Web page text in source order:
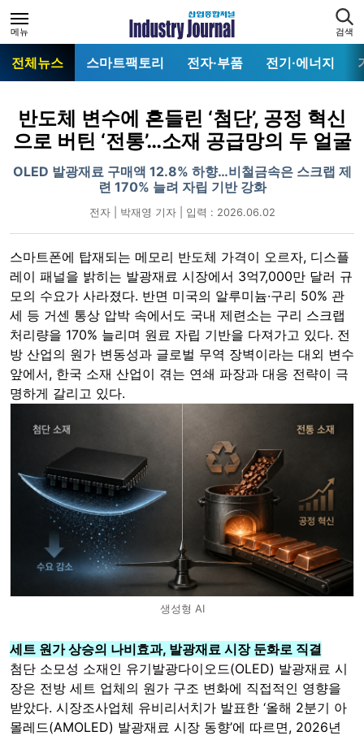
메뉴 검색
전체뉴스 스마트팩토리 전자·부품 전기·에너지
반도체 변수에 흔들린 ‘첨단’, 공정 혁신
으로 버틴 ‘전통’…소재 공급망의 두 얼굴
OLED 발광재료 구매액 12.8% 하향…비철금속은 스크랩 제
련 170% 늘려 자립 기반 강화
전자 | 박재영 기자 | 입력 : 2026.06.02
스마트폰에 탑재되는 메모리 반도체 가격이 오르자, 디스플
레이 패널을 밝히는 발광재료 시장에서 3억7,000만 달러 규
모의 수요가 사라졌다. 반면 미국의 알루미늄·구리 50% 관
세 등 거센 통상 압박 속에서도 국내 제련소는 구리 스크랩
처리량을 170% 늘리며 원료 자립 기반을 다져가고 있다. 전
방 산업의 원가 변동성과 글로벌 무역 장벽이라는 대외 변수
앞에서, 한국 소재 산업이 겪는 연쇄 파장과 대응 전략이 극
명하게 갈리고 있다.
생성형 AI
세트 원가 상승의 나비효과, 발광재료 시장 둔화로 직결
첨단 소모성 소재인 유기발광다이오드(OLED) 발광재료 시
장은 전방 세트 업체의 원가 구조 변화에 직접적인 영향을
받았다. 시장조사업체 유비리서치가 발표한 ‘올해 2분기 아
몰레드(AMOLED) 발광재료 시장 동향’에 따르면, 2026년